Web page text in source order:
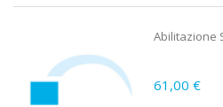
Abilitazione
61,00 €